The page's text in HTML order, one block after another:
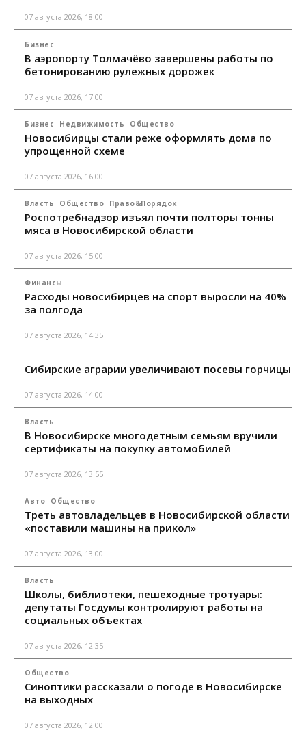
07 августа 2026, 18:00
Бизнес
В аэропорту Толмачёво завершены работы по
бетонированию рулежных дорожек
07 августа 2026, 17:00
Бизнес Недвижимость Общество
Новосибирцы стали реже оформлять дома по
упрощенной схеме
07 августа 2026, 16:00
Власть Общество Право&Порядок
Роспотребнадзор изъял почти полторы тонны
мяса в Новосибирской области
07 августа 2026, 15:00
Финансы
Расходы новосибирцев на спорт выросли на 40%
за полгода
07 августа 2026, 14:35
Сибирские аграрии увеличивают посевы горчицы
07 августа 2026, 14:00
Власть
В Новосибирске многодетным семьям вручили
сертификаты на покупку автомобилей
07 августа 2026, 13:55
Авто Общество
Треть автовладельцев в Новосибирской области
«поставили машины на прикол»
07 августа 2026, 13:00
Власть
Школы, библиотеки, пешеходные тротуары:
депутаты Госдумы контролируют работы на
социальных объектах
07 августа 2026, 12:35
Общество
Синоптики рассказали о погоде в Новосибирске
на выходных
07 августа 2026, 12:00